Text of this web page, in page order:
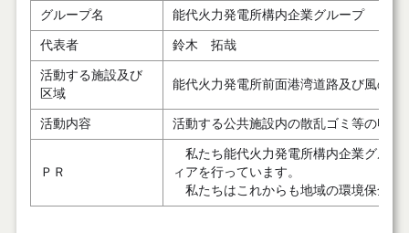
グループ名 能代火力発電所構内企業グループ
代表者 鈴木 拓哉
活動する施設及び
区域
能代火力発電所前面港湾道路及び風の松
活動内容 活動する公共施設内の散乱ゴミ等の収集
ＰＲ
私たち能代火力発電所構内企業グルー
ィアを行っています。
私たちはこれからも地域の環境保全活